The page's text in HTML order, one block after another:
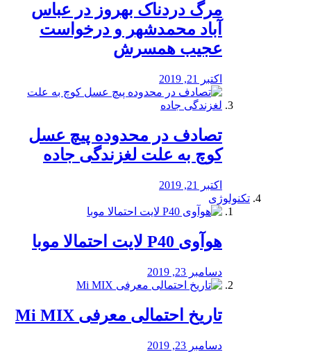
مرگ دردناک بهروز در عباس
آباد محمدشهر و درخواست
عجیب همسرش
اکتبر 21, 2019
تصادف در محدوده پیچ عسل
کوچ به علت لغزندگی جاده
اکتبر 21, 2019
تکنولوژی
هوآوی P40 لایت احتمالا موبا
دسامبر 23, 2019
تاریخ احتمالی معرفی Mi MIX
دسامبر 23, 2019